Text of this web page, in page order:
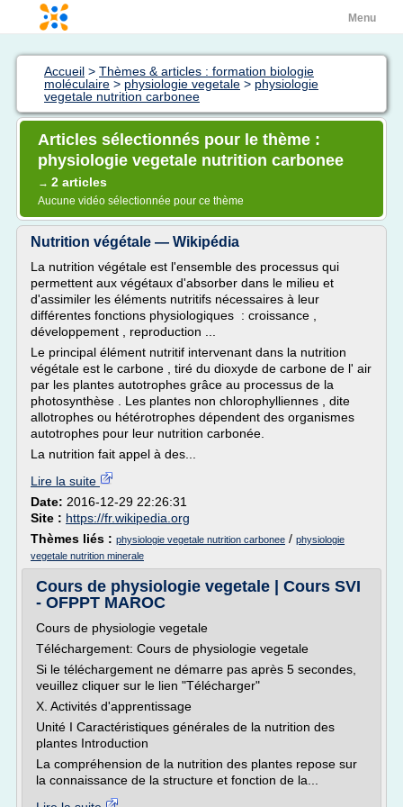
Menu
Accueil > Thèmes & articles : formation biologie
moléculaire > physiologie vegetale > physiologie
vegetale nutrition carbonee
Articles sélectionnés pour le thème :
physiologie vegetale nutrition carbonee
→ 2 articles
Aucune vidéo sélectionnée pour ce thème
Nutrition végétale — Wikipédia
La nutrition végétale est l'ensemble des processus qui
permettent aux végétaux d'absorber dans le milieu et
d'assimiler les éléments nutritifs nécessaires à leur
différentes fonctions physiologiques : croissance ,
développement , reproduction ...
Le principal élément nutritif intervenant dans la nutrition
végétale est le carbone , tiré du dioxyde de carbone de l' air
par les plantes autotrophes grâce au processus de la
photosynthèse . Les plantes non chlorophylliennes , dite
allotrophes ou hétérotrophes dépendent des organismes
autotrophes pour leur nutrition carbonée.
La nutrition fait appel à des...
Lire la suite
Date: 2016-12-29 22:26:31
Site : https://fr.wikipedia.org
Thèmes liés : physiologie vegetale nutrition carbonee / physiologie
vegetale nutrition minerale
Cours de physiologie vegetale | Cours SVI
- OFPPT MAROC
Cours de physiologie vegetale
Téléchargement: Cours de physiologie vegetale
Si le téléchargement ne démarre pas après 5 secondes,
veuillez cliquer sur le lien "Télécharger"
X. Activités d'apprentissage
Unité I Caractéristiques générales de la nutrition des
plantes Introduction
La compréhension de la nutrition des plantes repose sur
la connaissance de la structure et fonction de la...